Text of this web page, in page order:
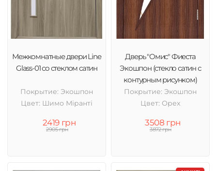
Межкомнатные двери Line
Glass-01 со стеклом сатин
Покрытие: Экошпон
Цвет: Шимо Міранті
2419 грн
2905 грн
Дверь "Омис" Фиеста
Экошпон (стекло сатин с
контурным рисунком)
Покрытие: Экошпон
Цвет: Орех
3508 грн
3872 грн